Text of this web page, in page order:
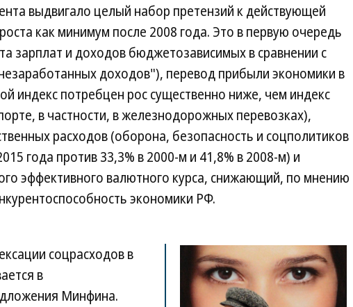
выдвигало целый набор претензий к действующей
как минимум после 2008 года. Это в первую очередь
зарплат и доходов бюджетозависимых в сравнении с
доходов"), перевод прибыли экономики в
индекс потребцен рос существенно ниже, чем индекс
в частности, в железнодорожных перевозках),
расходов (оборона, безопасность и соцполитиков
года против 33,3% в 2000-м и 41,8% в 2008-м) и
эффективного валютного курса, снижающий, по мнению
экономики РФ.
соцрасходов в
в
Минфина.